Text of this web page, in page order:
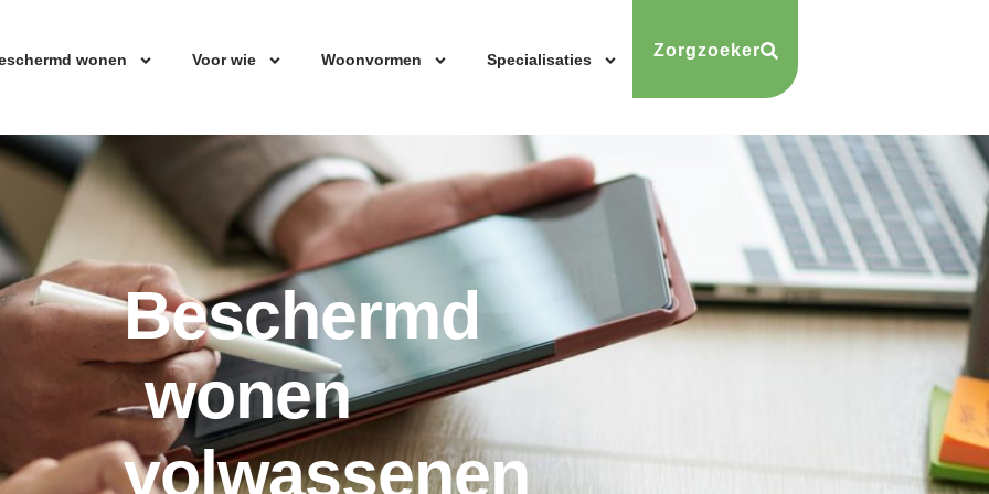
wonen Voor wie Woonvormen Specialisaties Zorgzoeker
Beschermd
wonen
volwassenen